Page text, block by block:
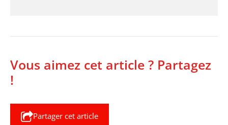
Vous aimez cet article ? Partagez
!
Partager cet article